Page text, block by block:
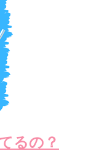
るの？